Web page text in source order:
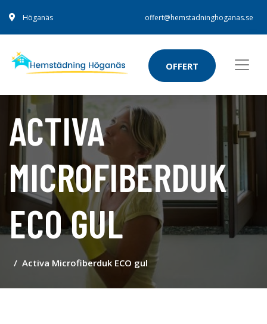
Höganäs offert@hemstadninghoganas.se
OFFERT
ACTIVA
MICROFIBERDUK
ECO GUL
Activa Microfiberduk ECO gul